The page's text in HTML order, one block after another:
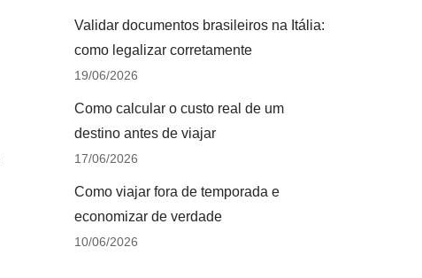
Validar documentos brasileiros na Itália:
como legalizar corretamente
19/06/2026
Como calcular o custo real de um
destino antes de viajar
17/06/2026
Como viajar fora de temporada e
economizar de verdade
10/06/2026